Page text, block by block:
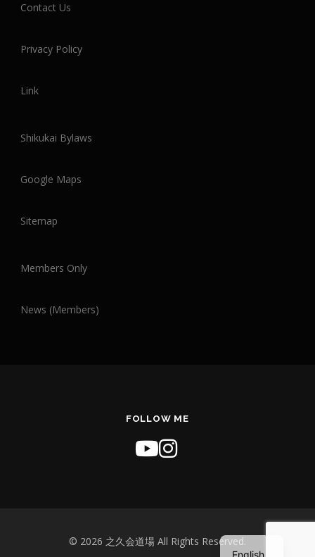
Contact Us
Privacy Policy
Link
Shikukai Bylaws
Google Maps
Sitemap
Members Only
News (Members)
FOLLOW ME
English